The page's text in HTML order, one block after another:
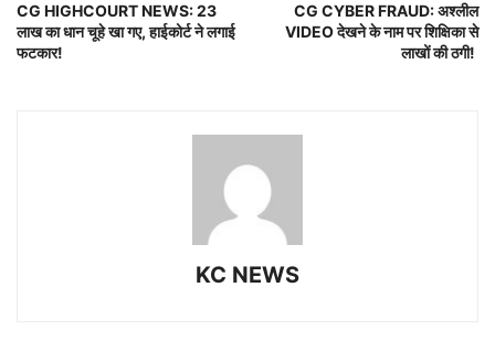
CG HIGHCOURT NEWS: 23
लाख का धान चूहे खा गए, हाईकोर्ट ने लगाई
फटकार!
CG CYBER FRAUD: अश्लील
VIDEO देखने के नाम पर शिक्षिका से
लाखों की ठगी!
KC NEWS